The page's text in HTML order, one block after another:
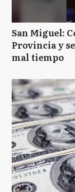
San Miguel:
Provincia y
mal tiempo